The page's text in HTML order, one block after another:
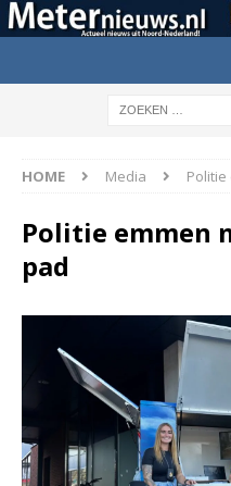
HOME Media Politie
Politie emmen
pad